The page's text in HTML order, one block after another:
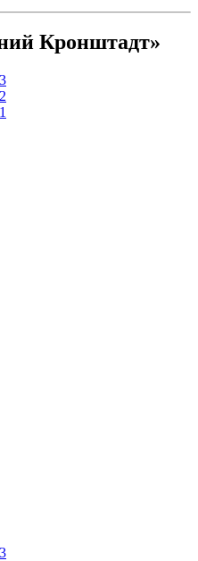
Кронштадт»